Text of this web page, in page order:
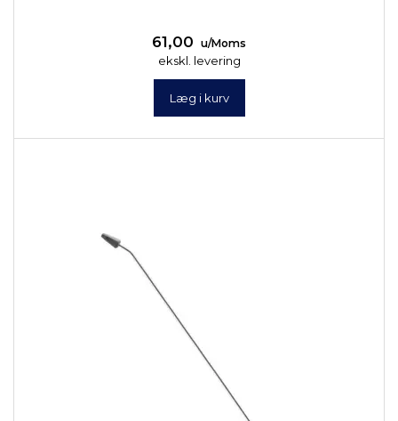
61,00 u/Moms
ekskl. levering
Læg i kurv